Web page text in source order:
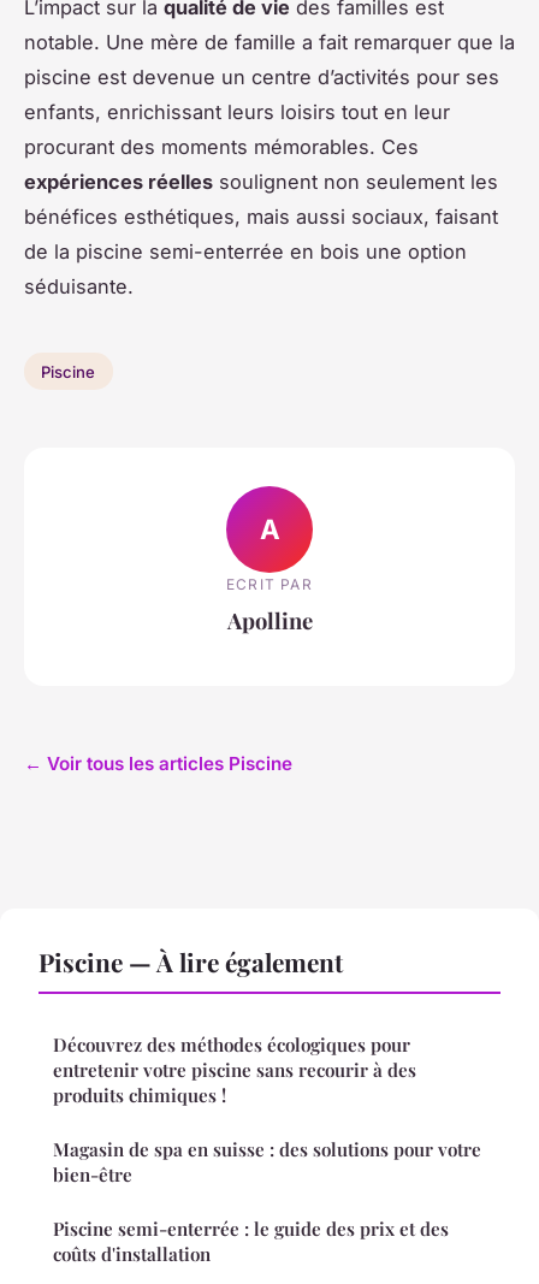
L’impact sur la qualité de vie des familles est
notable. Une mère de famille a fait remarquer que la
piscine est devenue un centre d’activités pour ses
enfants, enrichissant leurs loisirs tout en leur
procurant des moments mémorables. Ces
expériences réelles soulignent non seulement les
bénéfices esthétiques, mais aussi sociaux, faisant
de la piscine semi-enterrée en bois une option
séduisante.
Piscine
A
ECRIT PAR
Apolline
← Voir tous les articles Piscine
Piscine — À lire également
Découvrez des méthodes écologiques pour
entretenir votre piscine sans recourir à des
produits chimiques !
Magasin de spa en suisse : des solutions pour votre
bien-être
Piscine semi-enterrée : le guide des prix et des
coûts d'installation